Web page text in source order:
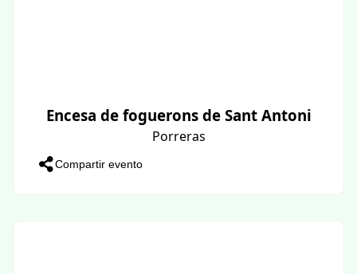
Encesa de foguerons de Sant Antoni
Porreras
Compartir evento